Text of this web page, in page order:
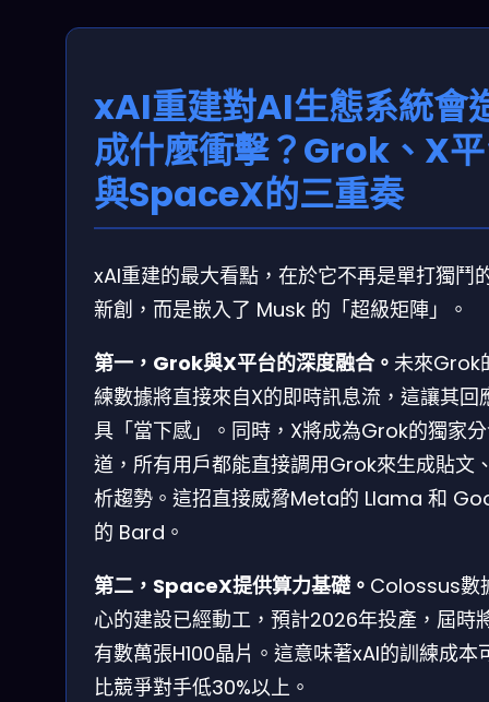
xAI重建對AI生態系統會
成什麼衝擊？Grok、X
與SpaceX的三重奏
xAI重建的最大看點，在於它不再是單打獨鬥
新創，而是嵌入了 Musk 的「超級矩陣」。
第一，Grok與X平台的深度融合。 未來Grok
練數據將直接來自X的即時訊息流，這讓其回
具「當下感」。同時，X將成為Grok的獨家
道，所有用戶都能直接調用Grok來生成貼文
析趨勢。這招直接威脅Meta的 Llama 和
的 Bard。
第二，SpaceX提供算力基礎。 Colossus數
心的建設已經動工，預計2026年投產，屆時
有數萬張H100晶片。這意味著xAI的訓練成本
比競爭對手低30%以上。